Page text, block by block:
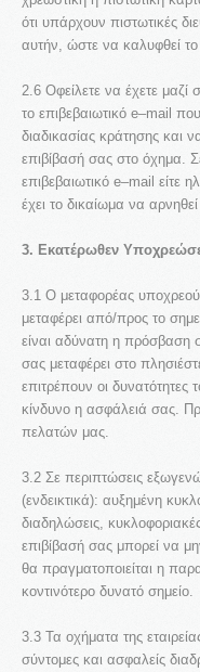
ότι υπάρχουν πιστωτικές
αυτήν, ώστε να καλυφθεί
2.6 Οφείλετε να έχετε
το επιβεβαιωτικό e–mail
διαδικασίας κράτησης και
επιβίβασή σας στο όχημα.
επιβεβαιωτικό e–mail είτε
έχει το δικαίωμα να
3. Εκατέρωθεν
3.1 Ο μεταφορέας
μεταφέρει από/προς το
είναι αδύνατη η πρόσβαση
σας μεταφέρει στο
επιτρέπουν οι δυνατότητες
κίνδυνο η ασφάλειά σας.
πελατών μας.
3.2 Σε περιπτώσεις
(ενδεικτικά): αυξημένη
διαδηλώσεις,
επιβίβασή σας μπορεί να
θα πραγματοποιείται η
κοντινότερο δυνατό σημείο.
3.3 Τα οχήματα της
σύντομες και ασφαλείς